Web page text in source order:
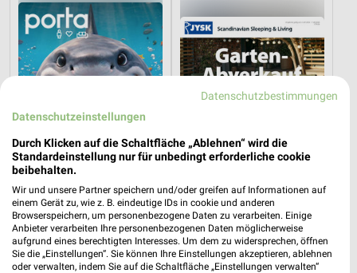
2,1 km
Angebote ab 03.08.
Noch morgen gültig
4,8 km
Gartenabverkauf
Gültig bis Sa. 15.08.
Datenschutzbestimmungen
Datenschutzeinstellungen
Durch Klicken auf die Schaltfläche „Ablehnen“ wird die
Standardeinstellung nur für unbedingt erforderliche cookie
beibehalten.
Wir und unsere Partner speichern und/oder greifen auf Informationen auf
einem Gerät zu, wie z. B. eindeutige IDs in cookie und anderen
Browserspeichern, um personenbezogene Daten zu verarbeiten. Einige
Anbieter verarbeiten Ihre personenbezogenen Daten möglicherweise
aufgrund eines berechtigten Interesses. Um dem zu widersprechen, öffnen
Sie die „Einstellungen“. Sie können Ihre Einstellungen akzeptieren, ablehnen
oder verwalten, indem Sie auf die Schaltfläche „Einstellungen verwalten“